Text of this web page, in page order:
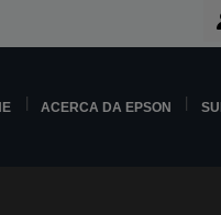
ACERCA DA EPSON